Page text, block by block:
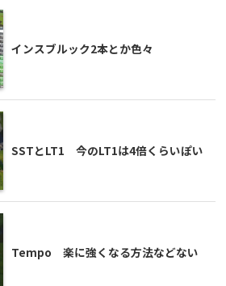
インスブルック2本とか色々
SSTとLT1 今のLT1は4倍くらいぽい
Tempo 楽に強くなる方法などない